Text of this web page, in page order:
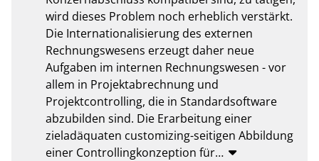
wird dieses Problem noch erheblich verstärkt.
Die Internationalisierung des externen
Rechnungswesens erzeugt daher neue
Aufgaben im internen Rechnungswesen - vor
allem in Projektabrechnung und
Projektcontrolling, die in Standardsoftware
abzubilden sind. Die Erarbeitung einer
zieladäquaten customizing-seitigen Abbildung
einer Controllingkonzeption für…